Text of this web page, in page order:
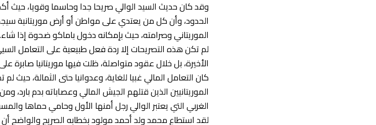
وقد كان حديث السيد الوالي صريحا جدا وحاسما وقويا، حيث
الحدود، وأن كل من يعتدي على مواطن أو أرض موريتانية
الموريتاني وصرامته، حيث بإمكانه دخول باماكو ضحوة إذا شاء.
لم تكن هذه التصريحات إلا ردة فعل طبيعية على التعامل
الأخيرة، بل خلال عقود متواصلة، ظلت فيها موريتانيا صابرة
كان التعامل المالي غبيا للغاية، وعدوانيا حتى الثمالة، حيث
الغربي التي يعتبر الوالي رجل أمنها الأول وحامي حماها
لقد استطاع محمد ولد أحمد مولود بخطابه الصريح والواضح